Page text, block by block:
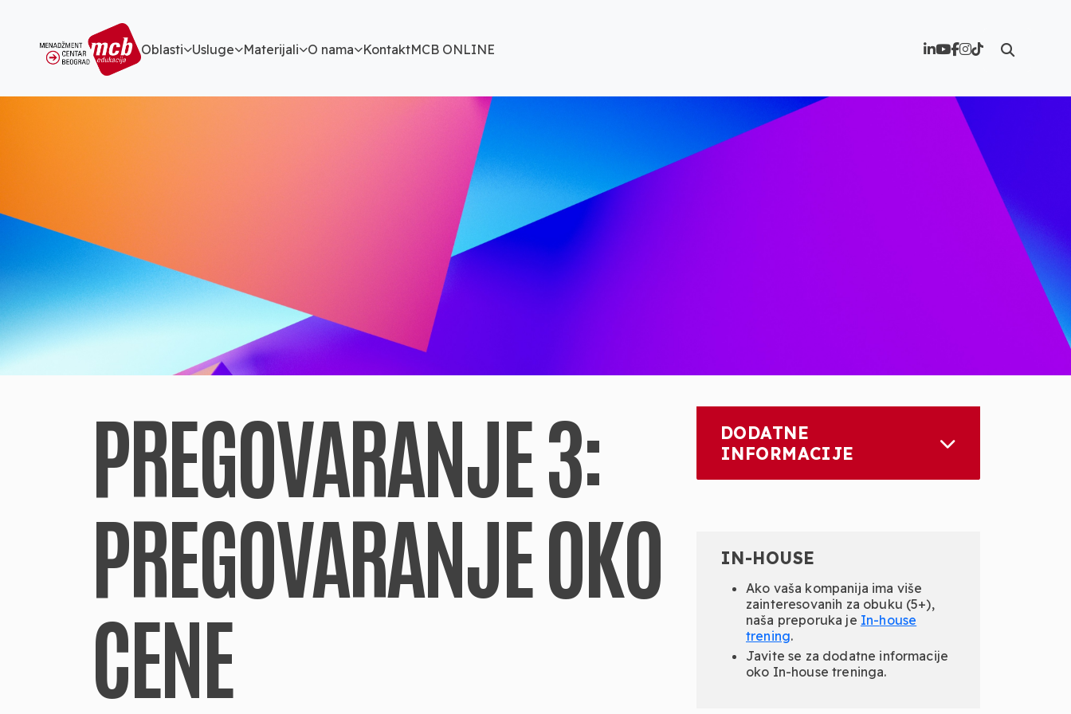
Oblasti Usluge Materijali O nama KontaktMCB ONLINE
PREGOVARANJE 3:
PREGOVARANJE OKO
CENE
DODATNE
INFORMACIJE
IN-HOUSE
Ako vaša kompanija ima više
zainteresovanih za obuku (5+),
naša preporuka je In-house
trening.
Javite se za dodatne informacije
oko In-house treninga.